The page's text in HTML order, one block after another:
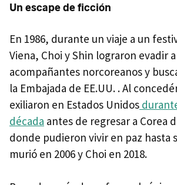
Un escape de ficción
En 1986, durante un viaje a un
Viena, Choi y Shin lograron evadir
acompañantes norcoreanos y
la Embajada de EE.UU. . Al
exiliaron en Estados Unidos
década antes de regresar a Corea
donde pudieron vivir en paz hasta
murió en 2006 y Choi en 2018.